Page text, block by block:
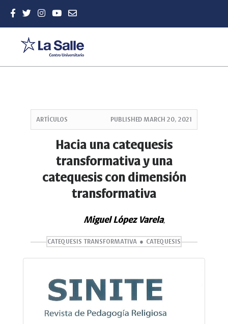
ARTÍCULOS PUBLISHED MARCH 20, 2021
Hacia una catequesis
transformativa y una
catequesis con dimensión
transformativa
Miguel López Varela,
CATEQUESIS TRANSFORMATIVA CATEQUESIS